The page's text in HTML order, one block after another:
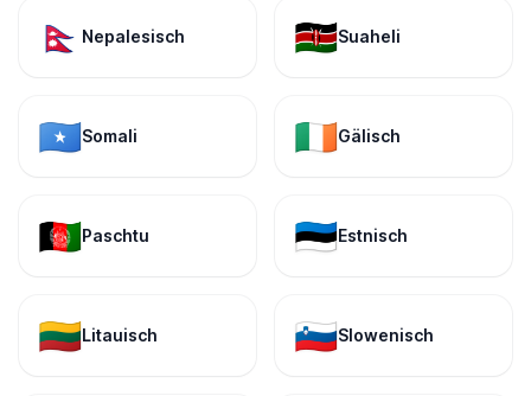
🇳🇵 Nepalesisch 🇰🇪Suaheli
🇸🇴Somali 🇮🇪Gälisch
🇦🇫Paschtu 🇪🇪Estnisch
🇱🇹Litauisch 🇸🇮Slowenisch